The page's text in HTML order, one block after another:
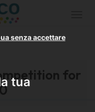
tua
senza accettare
for